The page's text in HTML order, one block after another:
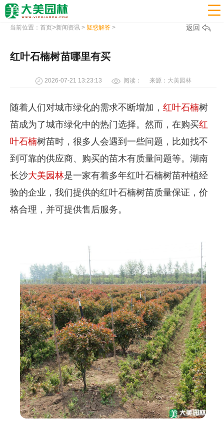

当前位置： 首页>新闻资讯> 疑惑解答> 返回
红叶石楠树苗哪里有买
2026-07-21 13:23:13 阅读： 来源： 大美园林
随着人们对城市绿化的需求不断增加， 红叶石楠树
苗成为了城市绿化中的热门选择。然而，在购买红
叶石楠树苗时，很多人会遇到一些问题，比如找不
到可靠的供应商、购买的苗木有质量问题等。湖南
长沙大美园林是一家有着多年红叶石楠树苗种植经
验的企业，我们提供的红叶石楠树苗质量保证，价
格合理，并可提供售后服务。